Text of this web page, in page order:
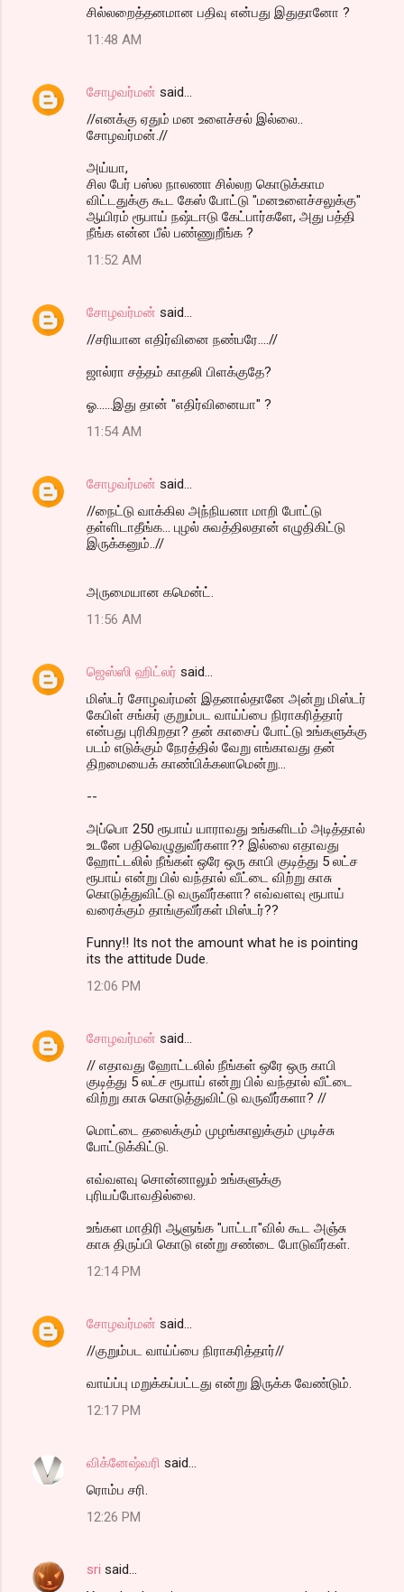
சில்லறைத்தனமான பதிவு என்பது இதுதானோ ?
11:48 AM
சோழவர்மன் said…
//எனக்கு ஏதும் மன உளைச்சல் இல்லை..
சோழவர்மன்.//
அய்யா,
சில பேர் பஸ்ல நாலணா சில்லற கொடுக்காம
விட்டதுக்கு கூட கேஸ் போட்டு "மனஉளைச்சலுக்கு"
ஆயிரம் ரூபாய் நஷ்டஈடு கேட்பார்களே, அது பத்தி
நீங்க என்ன பீல் பண்ணுறீங்க ?
11:52 AM
சோழவர்மன் said…
//சரியான எதிர்வினை நண்பரே....//
ஜால்ரா சத்தம் காதலி பிளக்குதே?
ஓ......இது தான் "எதிர்வினையா" ?
11:54 AM
சோழவர்மன் said…
//நைட்டு வாக்கில அந்நியனா மாறி போட்டு
தள்ளிடாதீங்க... புழல் சுவத்திலதான் எழுதிகிட்டு
இருக்கனும்..//
அருமையான கமென்ட்.
11:56 AM
ஜெஸ்ஸி ஹிட்லர் said…
மிஸ்டர் சோழவர்மன் இதனால்தானே அன்று மிஸ்டர்
கேபிள் சங்கர் குறும்பட வாய்ப்பை நிராகரித்தார்
என்பது புரிகிறதா? தன் காசைப் போட்டு உங்களுக்கு
படம் எடுக்கும் நேரத்தில் வேறு எங்காவது தன்
திறமையைக் காண்பிக்கலாமென்று...
--
அப்பொ 250 ரூபாய் யாராவது உங்களிடம் அடித்தால்
உடனே பதிவெழுதுவீர்களா?? இல்லை எதாவது
ஹோட்டலில் நீங்கள் ஒரே ஒரு காபி குடித்து 5 லட்ச
ரூபாய் என்று பில் வந்தால் வீட்டை விற்று காசு
கொடுத்துவிட்டு வருவீர்களா? எவ்வளவு ரூபாய்
வரைக்கும் தாங்குவீர்கள் மிஸ்டர்??
Funny!! Its not the amount what he is pointing
its the attitude Dude.
12:06 PM
சோழவர்மன் said…
// எதாவது ஹோட்டலில் நீங்கள் ஒரே ஒரு காபி
குடித்து 5 லட்ச ரூபாய் என்று பில் வந்தால் வீட்டை
விற்று காசு கொடுத்துவிட்டு வருவீர்களா? //
மொட்டை தலைக்கும் முழங்காலுக்கும் முடிச்சு
போட்டுக்கிட்டு.
எவ்வளவு சொன்னாலும் உங்களுக்கு
புரியப்போவதில்லை.
உங்கள மாதிரி ஆளுங்க "பாட்டா"வில் கூட அஞ்சு
காசு திருப்பி கொடு என்று சண்டை போடுவீர்கள்.
12:14 PM
சோழவர்மன் said…
//குறும்பட வாய்ப்பை நிராகரித்தார்//
வாய்ப்பு மறுக்கப்பட்டது என்று இருக்க வேண்டும்.
12:17 PM
விக்னேஷ்வரி said…
ரொம்ப சரி.
12:26 PM
sri said…